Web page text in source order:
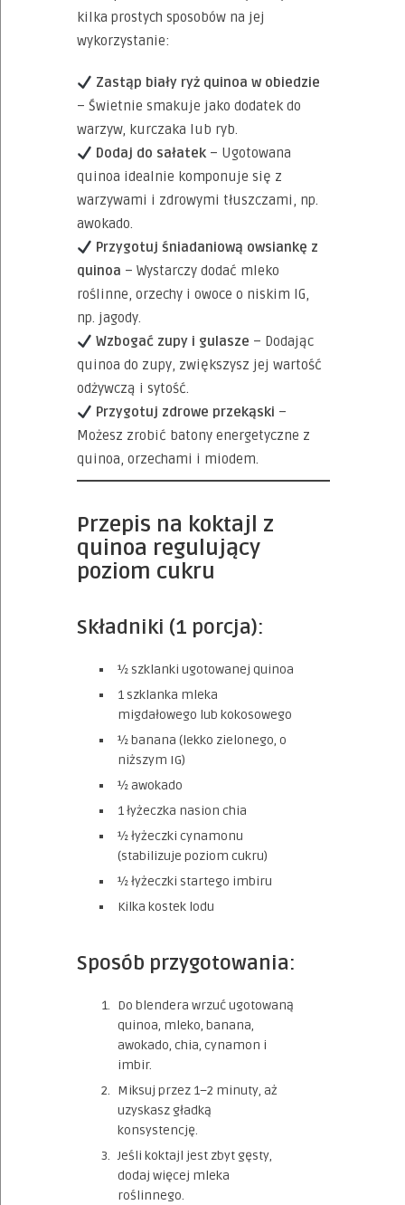
kilka prostych sposobów na jej
wykorzystanie:
Zastąp biały ryż quinoa w obiedzie
– Świetnie smakuje jako dodatek do
warzyw, kurczaka lub ryb.
Dodaj do sałatek – Ugotowana
quinoa idealnie komponuje się z
warzywami i zdrowymi tłuszczami, np.
awokado.
Przygotuj śniadaniową owsiankę z
quinoa – Wystarczy dodać mleko
roślinne, orzechy i owoce o niskim IG,
np. jagody.
Wzbogać zupy i gulasze – Dodając
quinoa do zupy, zwiększysz jej wartość
odżywczą i sytość.
Przygotuj zdrowe przekąski –
Możesz zrobić batony energetyczne z
quinoa, orzechami i miodem.
Przepis na koktajl z
quinoa regulujący
poziom cukru
Składniki (1 porcja):
½ szklanki ugotowanej quinoa
1 szklanka mleka
migdałowego lub kokosowego
½ banana (lekko zielonego, o
niższym IG)
½ awokado
1 łyżeczka nasion chia
½ łyżeczki cynamonu
(stabilizuje poziom cukru)
½ łyżeczki startego imbiru
Kilka kostek lodu
Sposób przygotowania:
Do blendera wrzuć ugotowaną
quinoa, mleko, banana,
awokado, chia, cynamon i
imbir.
Miksuj przez 1–2 minuty, aż
uzyskasz gładką
konsystencję.
Jeśli koktajl jest zbyt gęsty,
dodaj więcej mleka
roślinnego.